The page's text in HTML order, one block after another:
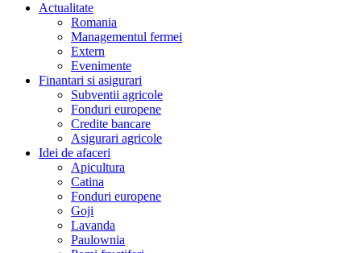
Actualitate
Romania
Managementul fermei
Extern
Evenimente
Finantari si asigurari
Subventii agricole
Fonduri europene
Credite bancare
Asigurari agricole
Idei de afaceri
Apicultura
Catina
Fonduri europene
Goji
Lavanda
Paulownia